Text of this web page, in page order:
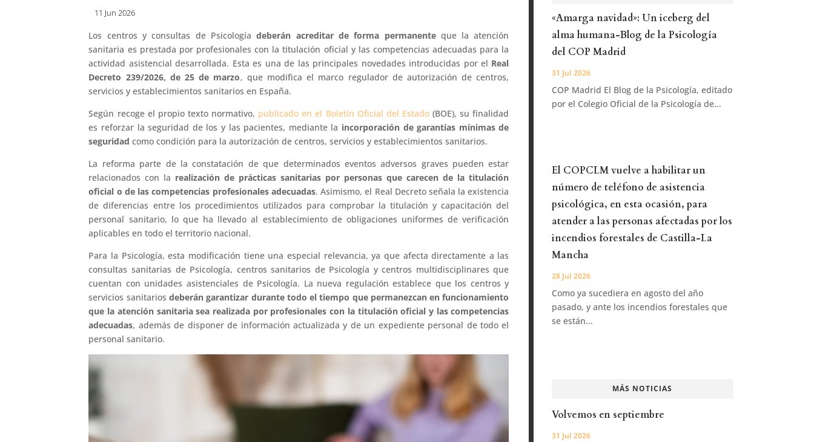
11 Jun 2026
Los centros y consultas de Psicologíadeberán acreditar de forma permanenteque la atención
sanitaria es prestada por profesionales con la titulación oficial y las competencias adecuadas para la
actividad asistencial desarrollada. Esta es una de las principales novedades introducidas por el Real
Decreto 239/2026, de 25 de marzo, que modifica el marco regulador de autorización de centros,
servicios y establecimientos sanitarios en España.
Según recoge el propio texto normativo, publicado en el Boletín Oficial del Estado (BOE), su finalidad
es reforzar la seguridad de los y las pacientes, mediante la incorporación de garantías mínimas de
seguridadcomo condición para la autorización de centros, servicios y establecimientos sanitarios.
La reforma parte de la constatación de que determinados eventos adversos graves pueden estar
relacionados con la realización de prácticas sanitarias por personas que carecen de la titulación
oficial o de las competencias profesionales adecuadas. Asimismo, el Real Decreto señala la existencia
de diferencias entre los procedimientos utilizados para comprobar la titulación y capacitación del
personal sanitario, lo que ha llevado al establecimiento de obligaciones uniformes de verificación
aplicables en todo el territorio nacional.
Para la Psicología, esta modificación tiene una especial relevancia, ya que afecta directamente a las
consultas sanitarias de Psicología, centros sanitarios de Psicología y centros multidisciplinares que
cuentan con unidades asistenciales de Psicología. La nueva regulación establece que los centros y
servicios sanitarios deberán garantizar durante todo el tiempo que permanezcan en funcionamiento
que la atención sanitaria sea realizada por profesionales con la titulación oficial y las competencias
adecuadas, además de disponer de información actualizada y de un expediente personal de todo el
personal sanitario.
«Amarga navidad»: Un iceberg del
alma humana-Blog de la Psicología
del COP Madrid
31 Jul 2026
COP Madrid El Blog de la Psicología, editado
por el Colegio Oficial de la Psicología de...
El COPCLM vuelve a habilitar un
número de teléfono de asistencia
psicológica, en esta ocasión, para
atender a las personas afectadas por los
incendios forestales de Castilla-La
Mancha
28 Jul 2026
Como ya sucediera en agosto del año
pasado, y ante los incendios forestales que
se están...
MÁS NOTICIAS
Volvemos en septiembre
31 Jul 2026